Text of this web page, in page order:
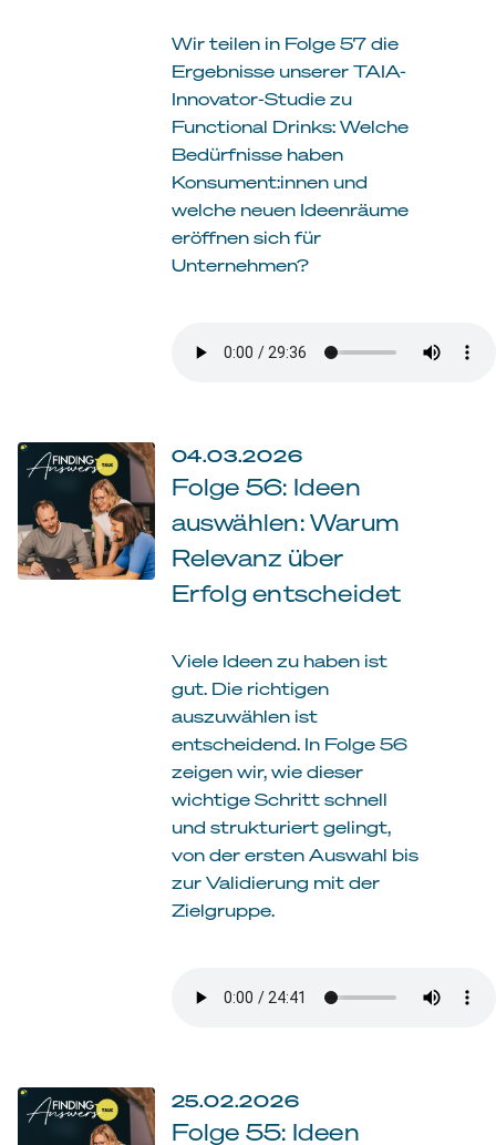
Wir teilen in Folge 57 die
Ergebnisse unserer TAIA-
Innovator-Studie zu
Functional Drinks: Welche
Bedürfnisse haben
Konsument:innen und
welche neuen Ideenräume
eröffnen sich für
Unternehmen?
04.03.2026
Folge 56: Ideen
auswählen: Warum
Relevanz über
Erfolg entscheidet
Viele Ideen zu haben ist
gut. Die richtigen
auszuwählen ist
entscheidend. In Folge 56
zeigen wir, wie dieser
wichtige Schritt schnell
und strukturiert gelingt,
von der ersten Auswahl bis
zur Validierung mit der
Zielgruppe.
25.02.2026
Folge 55: Ideen